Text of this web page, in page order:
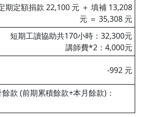
期定額捐款 22,100 元 ＋ 填補 13,208
元 ＝ 35,308 元
短期工讀協助共170小時：32,300元
講師費*2：4,000元
-992 元
款 (前期累積餘款+本月餘款)：